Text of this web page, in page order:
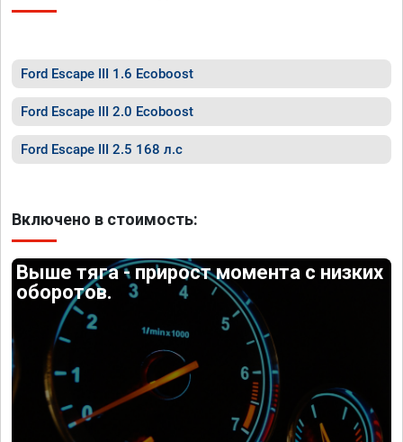
Ford Escape III 1.6 Ecoboost
Ford Escape III 2.0 Ecoboost
Ford Escape III 2.5 168 л.с
Включено в стоимость:
Выше тяга - прирост момента с низких
оборотов.